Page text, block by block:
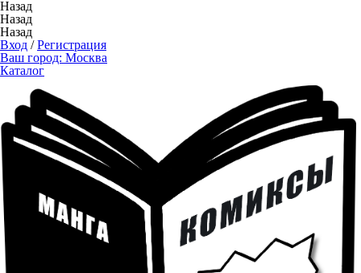
Назад
Назад
Назад
Вход /Регистрация
Ваш город: Москва
Каталог